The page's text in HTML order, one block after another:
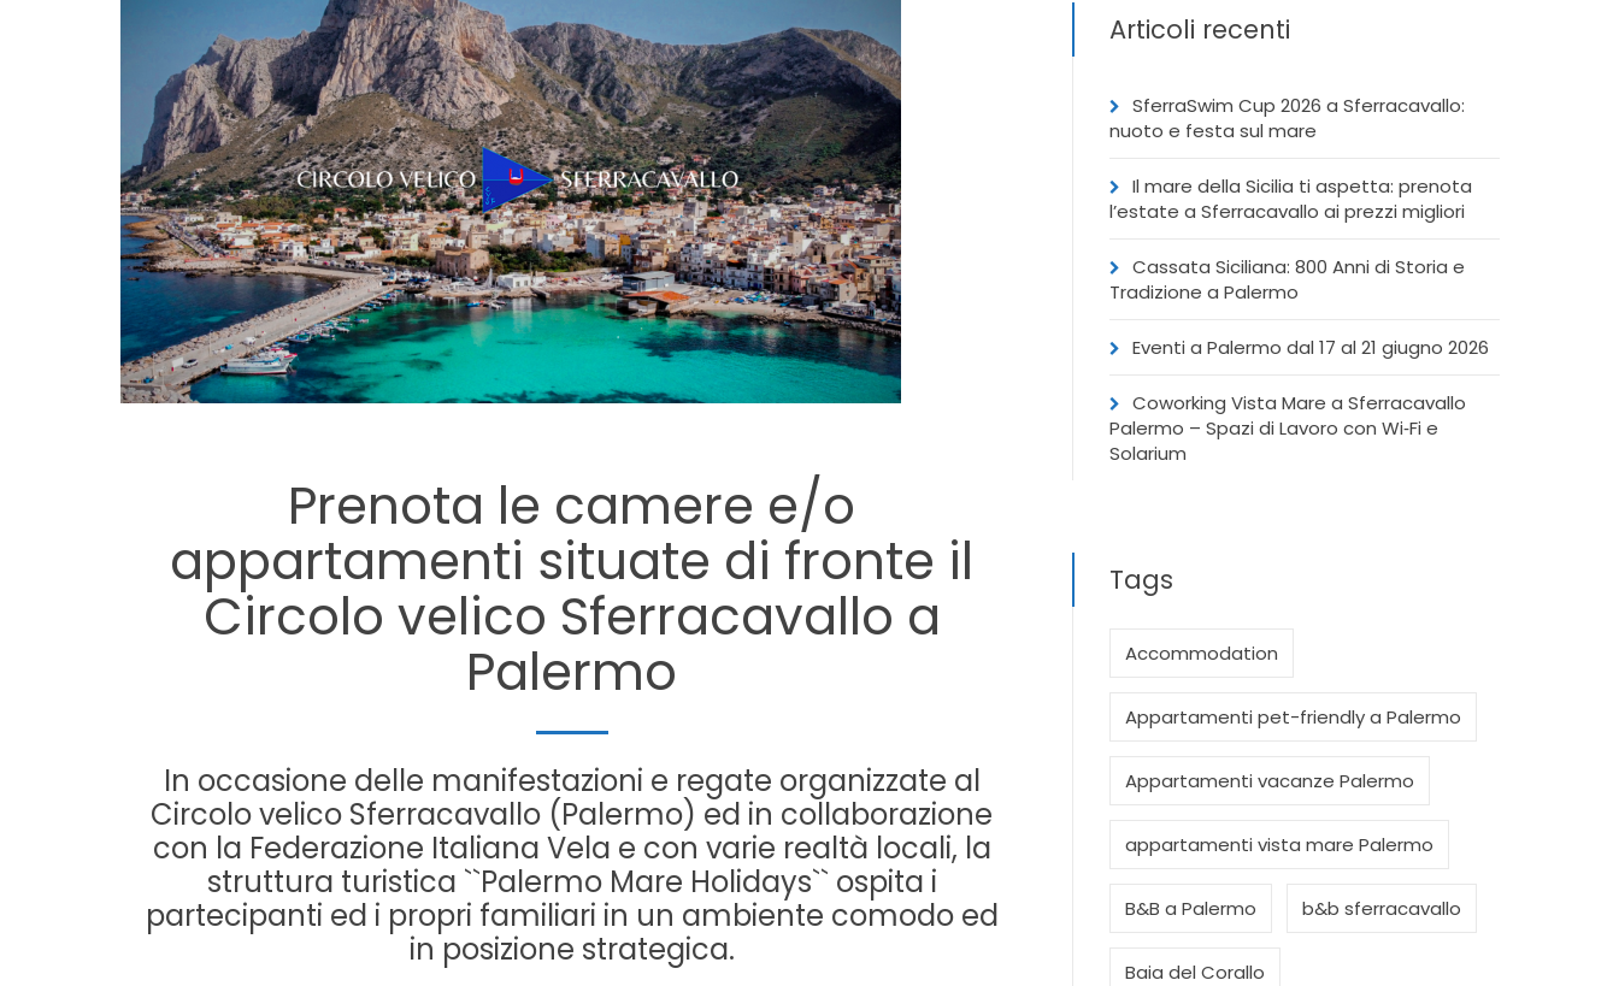
Prenota le camere e/o
appartamenti situate di fronte il
Circolo velico Sferracavallo a
Palermo
In occasione delle manifestazioni e regate organizzate al
Circolo velico Sferracavallo (Palermo) ed in collaborazione
con la Federazione Italiana Vela e con varie realtà locali, la
struttura turistica ``Palermo Mare Holidays`` ospita i
partecipanti ed i propri familiari in un ambiente comodo ed
in posizione strategica.
Articoli recenti
SferraSwim Cup 2026 a Sferracavallo:
nuoto e festa sul mare
Il mare della Sicilia ti aspetta: prenota
l’estate a Sferracavallo ai prezzi migliori
Cassata Siciliana: 800 Anni di Storia e
Tradizione a Palermo
Eventi a Palermo dal 17 al 21 giugno 2026
Coworking Vista Mare a Sferracavallo
Palermo – Spazi di Lavoro con Wi‑Fi e
Solarium
Tags
Accommodation
Appartamenti pet-friendly a Palermo
Appartamenti vacanze Palermo
appartamenti vista mare Palermo
B&B a Palermo b&b sferracavallo
Baia del Corallo